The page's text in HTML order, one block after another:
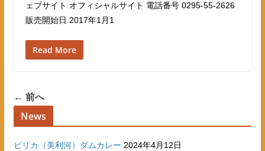
ェブサイト オフィシャルサイト 電話番号 0295-55-2626
販売開始日 2017年1月1
Read More
← 前へ
News
ピリカ（美利河）ダムカレー 2024年4月12日